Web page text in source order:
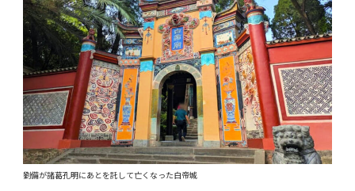
劉備が諸葛孔明にあとを託して亡くなった白帝城